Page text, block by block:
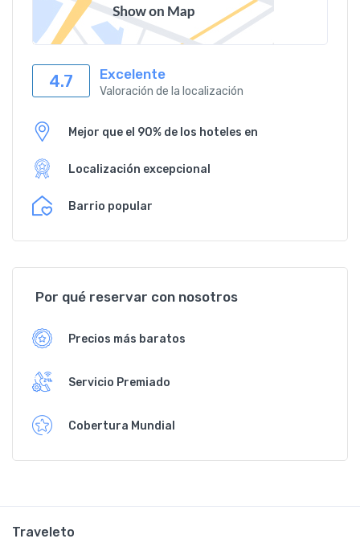
4.7 Excelente
Valoración de la localización
Mejor que el 90% de los hoteles en
Localización excepcional
Barrio popular
Por qué reservar con nosotros
Precios más baratos
Servicio Premiado
Cobertura Mundial
Traveleto